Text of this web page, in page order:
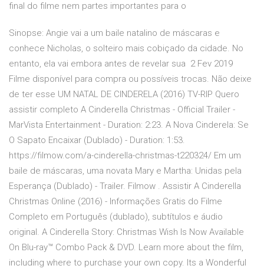
final do filme nem partes importantes para o
Sinopse: Angie vai a um baile natalino de máscaras e
conhece Nicholas, o solteiro mais cobiçado da cidade. No
entanto, ela vai embora antes de revelar sua 2 Fev 2019
Filme disponível para compra ou possíveis trocas. Não deixe
de ter esse UM NATAL DE CINDERELA (2016) TV-RIP Quero
assistir completo A Cinderella Christmas - Official Trailer -
MarVista Entertainment - Duration: 2:23. A Nova Cinderela: Se
O Sapato Encaixar (Dublado) - Duration: 1:53.
https://filmow.com/a-cinderella-christmas-t220324/ Em um
baile de máscaras, uma novata Mary e Martha: Unidas pela
Esperança (Dublado) - Trailer. Filmow . Assistir A Cinderella
Christmas Online (2016) - Informações Gratis do Filme
Completo em Português (dublado), subtítulos e áudio
original. A Cinderella Story: Christmas Wish Is Now Available
On Blu-ray™ Combo Pack & DVD. Learn more about the film,
including where to purchase your own copy. Its a Wonderful